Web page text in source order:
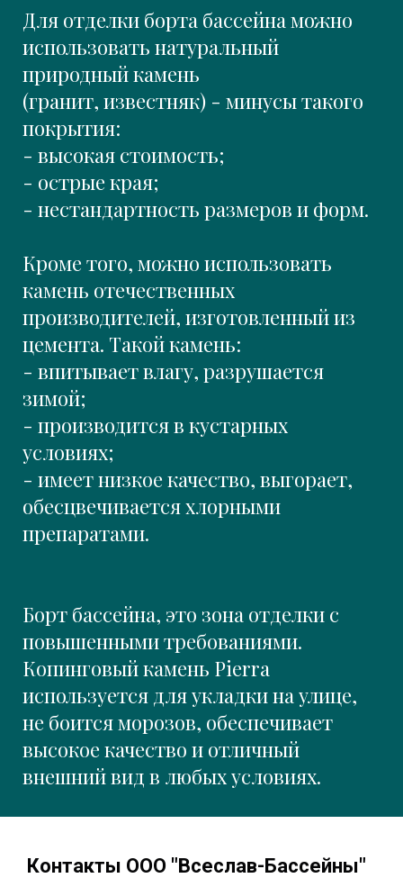
Для отделки борта бассейна можно
использовать натуральный
природный камень
(гранит, известняк) - минусы такого
покрытия:
- высокая стоимость;
- острые края;
- нестандартность размеров и форм.
Кроме того, можно использовать
камень отечественных
производителей, изготовленный из
цемента. Такой камень:
- впитывает влагу, разрушается
зимой;
- производится в кустарных
условиях;
- имеет низкое качество, выгорает,
обесцвечивается хлорными
препаратами.
Борт бассейна, это зона отделки с
повышенными требованиями.
Копинговый камень Pierra
используется для укладки на улице,
не боится морозов, обеспечивает
высокое качество и отличный
внешний вид в любых условиях.
Контакты ООО "Всеслав-Бассейны"